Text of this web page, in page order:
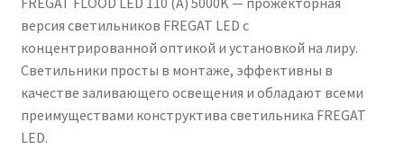
Сертификаты
Таблица выбора вводного щитка
версия светильников FREGAT LED с
концентрированной оптикой и установкой на лиру.
Светильники просты в монтаже, эффективны в
качестве заливающего освещения и обладают всеми
преимуществами конструктива светильника FREGAT
LED.